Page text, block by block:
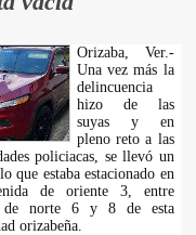
Orizaba, Ver.-
Una vez más la
delincuencia
hizo de las
suyas y en
pleno reto a las
policiacas, se llevó un
que estaba estacionado en
de oriente 3, entre
de norte 6 y 8 de esta
orizabeña.